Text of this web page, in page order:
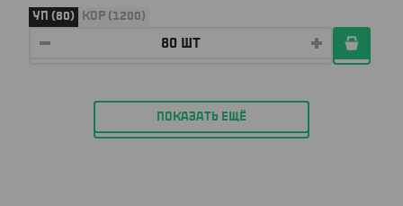
УП (80) КОР (1200)
ПОКАЗАТЬ ЕЩЁ